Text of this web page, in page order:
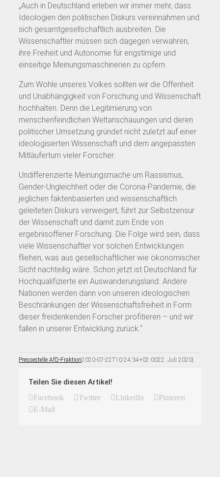
„Auch in Deutschland erleben wir immer mehr, dass
Ideologien den politischen Diskurs vereinnahmen und
sich gesamtgesellschaftlich ausbreiten. Die
Wissenschaftler müssen sich dagegen verwahren,
ihre Freiheit und Autonomie für engstirnige und
einseitige Meinungsmaschinerien zu opfern.
Zum Wohle unseres Volkes sollten wir die Offenheit
und Unabhängigkeit von Forschung und Wissenschaft
hochhalten. Denn die Legitimierung von
menschenfeindlichen Weltanschauungen und deren
politischer Umsetzung gründet nicht zuletzt auf einer
ideologisierten Wissenschaft und dem angepassten
Mitläufertum vieler Forscher.
Undifferenzierte Meinungsmache um Rassismus,
Gender-Ungleichheit oder die Corona-Pandemie, die
jeglichen faktenbasierten und wissenschaftlich
geleiteten Diskurs verweigert, führt zur Selbstzensur
der Wissenschaft und damit zum Ende von
ergebnisoffener Forschung. Die Folge wird sein, dass
viele Wissenschaftler vor solchen Entwicklungen
fliehen, was aus gesellschaftlicher wie ökonomischer
Sicht nachteilig wäre. Schon jetzt ist Deutschland für
Hochqualifizierte ein Auswanderungsland. Andere
Nationen werden dann von unseren ideologischen
Beschränkungen der Wissenschaftsfreiheit in Form
dieser freidenkenden Forscher profitieren – und wir
fallen in unserer Entwicklung zurück.“
Pressestelle AfD-Fraktion2020-07-22T10:24:34+02:0022. Juli 2020|
Teilen Sie diesen Artikel!
Facebook Twitter LinkedIn
Pinterest
E-Mail